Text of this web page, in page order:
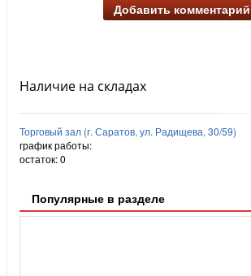
Добавить комментарий
Наличие на складах
Торговый зал (г. Саратов, ул. Радищева, 30/59)
график работы:
остаток:0
Популярные в разделе